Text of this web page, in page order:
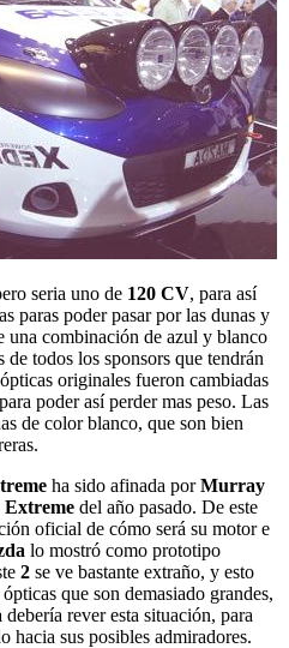
seria uno de 120 CV, para así
paras poder pasar por las dunas y
una combinación de azul y blanco
todos los sponsors que tendrán
originales fueron cambiadas
poder así perder mas peso. Las
de color blanco, que son bien
ha sido afinada porMurray
Extreme del año pasado. De este
oficial de cómo será su motor e
lo mostró como prototipo
2 se ve bastante extraño, y esto
que son demasiado grandes,
debería rever esta situación, para
hacia sus posibles admiradores.